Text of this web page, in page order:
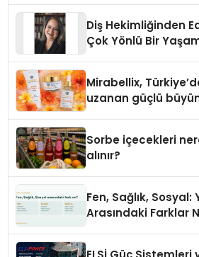
Diş Hekimliğinden
Çok Yönlü Bir
Mirabellix,
uzanan güçlü
Sorbe içecekleri
alınır?
Fen, Sağlık, Sosyal:
Arasındaki Farklar